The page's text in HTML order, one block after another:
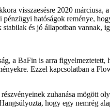
visszaesésre 2020
hatóságok reménye,
és jó állapotban vannak,
a BaFin is arra
Ezzel kapcsolatban a
zuhanása mögött
hogy egy nemrég